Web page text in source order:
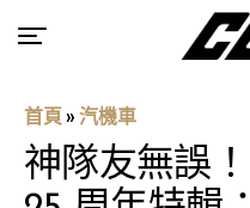
首頁 » 汽機車
神隊友無誤